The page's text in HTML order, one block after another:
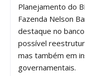
Planejamento do
Fazenda Nelson
destaque no
possível
mas também em
governamentais.